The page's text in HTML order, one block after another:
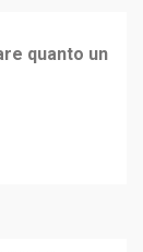
quanto un